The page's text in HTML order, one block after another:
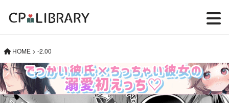
HOME > -2.00